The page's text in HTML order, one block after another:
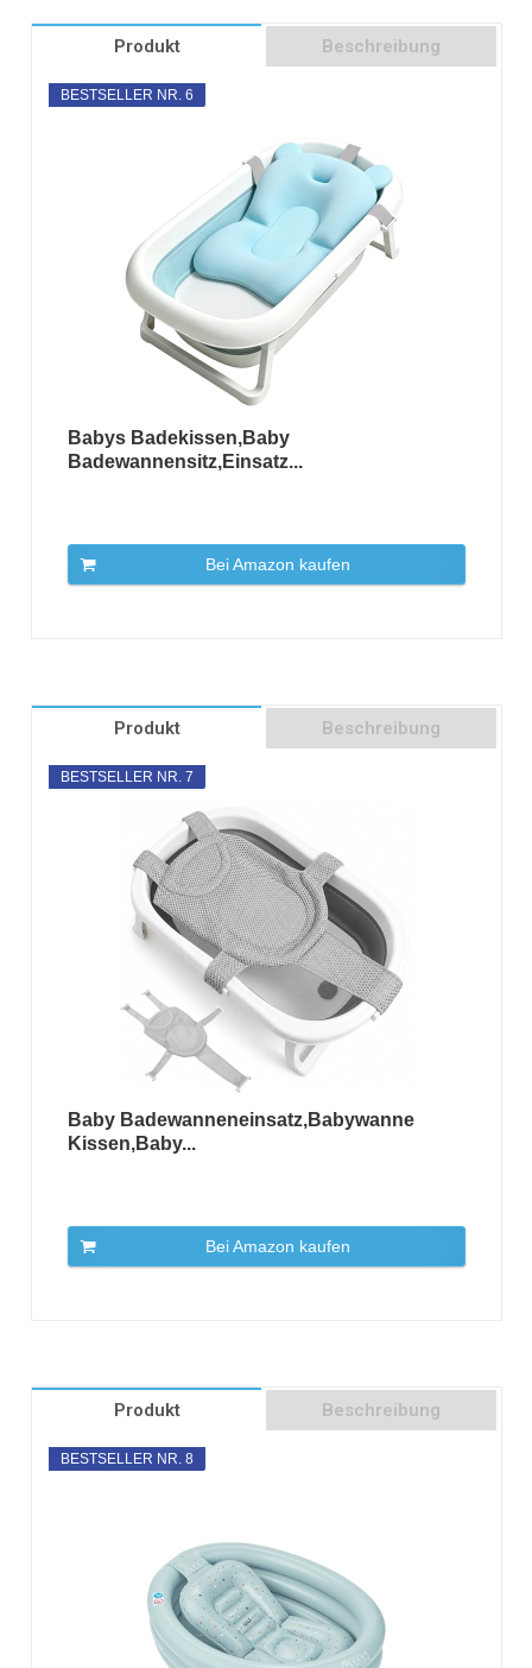
Produkt Beschreibung
BESTSELLER NR. 6
Babys Badekissen,Baby
Badewannensitz,Einsatz...
Bei Amazon kaufen
Produkt Beschreibung
BESTSELLER NR. 7
Baby Badewanneneinsatz,Babywanne
Kissen,Baby...
Bei Amazon kaufen
Produkt Beschreibung
BESTSELLER NR. 8